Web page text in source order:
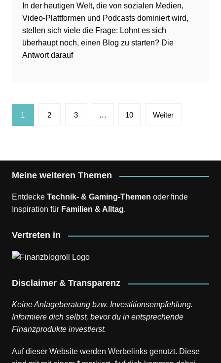
In der heutigen Welt, die von sozialen Medien,
Video-Plattformen und Podcasts dominiert wird,
stellen sich viele die Frage: Lohnt es sich
überhaupt noch, einen Blog zu starten? Die
Antwort darauf
Seitennummerierung
der
1 2 3 … 10 Weiter
Meine weiteren Themen
Entdecke Technik- & Gaming-Themen oder finde
Inspiration für Familien & Alltag.
Vertreten in
Disclaimer & Transparenz
Keine Anlageberatung bzw. Investitionsempfehlung.
Informiere dich selbst, bevor du in entsprechende
Finanzprodukte investierst.
Auf dieser Website werden Werbelinks genutzt. Diese